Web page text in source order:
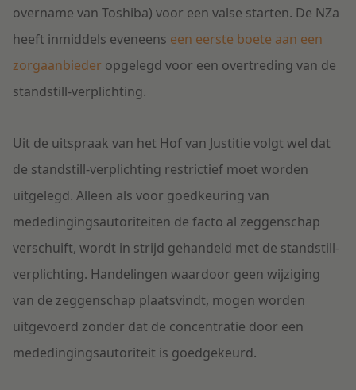
overname van Toshiba) voor een valse starten. De NZa
heeft inmiddels eveneens een eerste boete aan een
zorgaanbieder opgelegd voor een overtreding van de
standstill-verplichting.
Uit de uitspraak van het Hof van Justitie volgt wel dat
de standstill-verplichting restrictief moet worden
uitgelegd. Alleen als voor goedkeuring van
mededingingsautoriteiten de facto al zeggenschap
verschuift, wordt in strijd gehandeld met de standstill-
verplichting. Handelingen waardoor geen wijziging
van de zeggenschap plaatsvindt, mogen worden
uitgevoerd zonder dat de concentratie door een
mededingingsautoriteit is goedgekeurd.